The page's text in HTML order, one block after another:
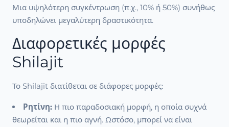
Μια υψηλότερη συγκέντρωση (π.χ., 10% ή 50%) συνήθως
υποδηλώνει μεγαλύτερη δραστικότητα.
Διαφορετικές μορφές
Shilajit
Το Shilajit διατίθεται σε διάφορες μορφές:
Ρητίνη: Η πιο παραδοσιακή μορφή, η οποία συχνά
θεωρείται και η πιο αγνή. Ωστόσο, μπορεί να είναι